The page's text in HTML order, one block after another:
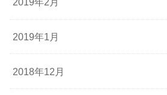
2019年1月
2018年12月